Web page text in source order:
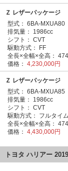
Ｚ レザーパッケージ
型式： 6BA-MXUA80
排気量：
1986cc
シフト： CVT
駆動方式：
FF
全長×全幅×全高：
価格： 4,230,000円
Ｚ レザーパッケージ
型式： 6BA-MXUA85
排気量：
1986cc
シフト： CVT
駆動方式：
フルタイ
全長×全幅×全高：
価格： 4,430,000円
トヨタ ハリアー